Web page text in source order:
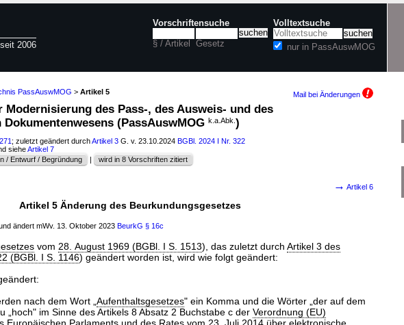
2006
Vorschriftensuche
§ / Artikel Gesetz
Volltextsuche
nur in PassAuswMOG
PassAuswMOG > Artikel 5 Mail bei Änderungen
des Pass-, des Ausweis- und des
(PassAuswMOG k.a.Abk. )
; zuletzt geändert durchArtikel 3 G. v. 23.10.2024 BGBl. 2024 I Nr. 322
sieheArtikel 7
/ Entwurf / Begründung | wird in 8 Vorschriften zitiert
→ Artikel 6
Artikel 5 Änderung des Beurkundungsgesetzes
ändert mWv. 13. Oktober 2023 BeurkG § 16c
vom 28. August 1969 (BGBl. I S. 1513), das zuletzt durch Artikel 3 des
(BGBl. I S. 1146) geändert worden ist, wird wie folgt geändert:
nach dem Wort „ Aufenthaltsgesetzes" ein Komma und die Wörter „der auf dem
„hoch" im Sinne des Artikels 8 Absatz 2 Buchstabe c der Verordnung (EU)